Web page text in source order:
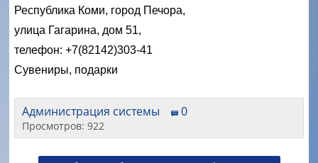
Республика Коми, город Печора,
улица Гагарина, дом 51,
телефон: +7(82142)303-41
Сувениры, подарки
Администрация системы 0
Просмотров: 922